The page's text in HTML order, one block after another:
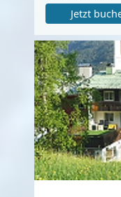
Jetzt